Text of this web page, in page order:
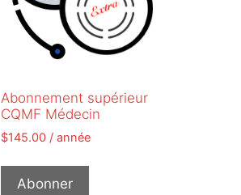
Abonnement supérieur
CQMF Médecin
$145.00 / année
Abonner